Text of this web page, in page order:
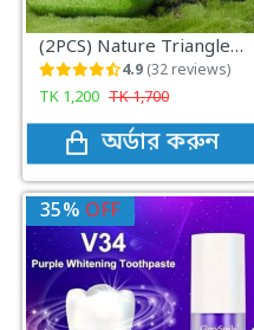
(2PCS) Nature Triangle Shampoo Bar
4.9 (32 reviews)
TK 1,200 TK1,700
অর্ডার করুন
35% OFF